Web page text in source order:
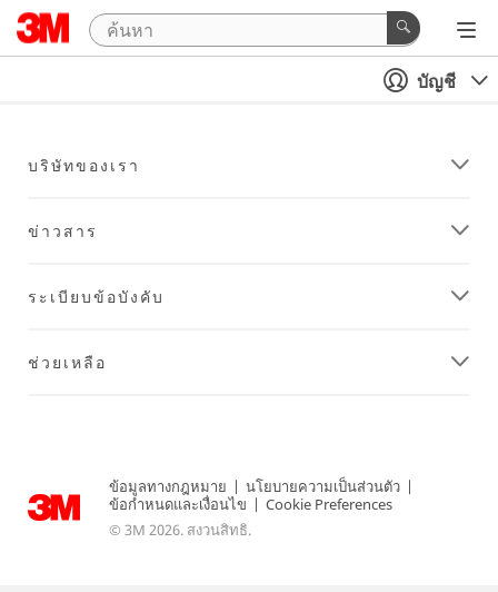
บัญชี
บริษัทของเรา
ข่าวสาร
ระเบียบข้อบังคับ
ช่วยเหลือ
ข้อมูลทางกฎหมาย | นโยบายความเป็นส่วนตัว |
ข้อกำหนดและเงื่อนไข | Cookie Preferences
© 3M 2026. สงวนสิทธิ.